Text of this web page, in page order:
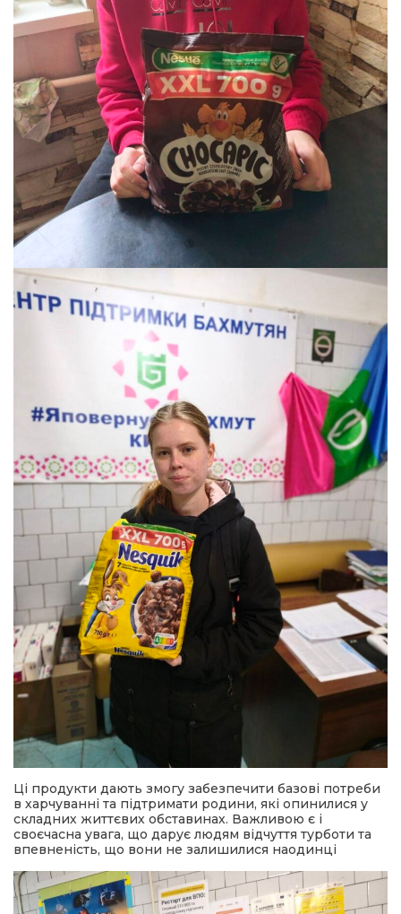
Ці продукти дають змогу забезпечити базові потреби
в харчуванні та підтримати родини, які опинилися у
складних життєвих обставинах. Важливою є і
своєчасна увага, що дарує людям відчуття турботи та
впевненість, що вони не залишилися наодинці